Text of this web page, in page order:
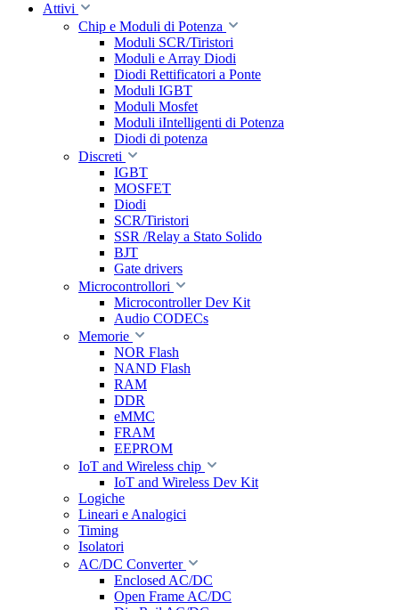
Attivi
Chip e Moduli di Potenza
Moduli SCR/Tiristori
Moduli e Array Diodi
Diodi Rettificatori a Ponte
Moduli IGBT
Moduli Mosfet
Moduli iIntelligenti di Potenza
Diodi di potenza
Discreti
IGBT
MOSFET
Diodi
SCR/Tiristori
SSR /Relay a Stato Solido
BJT
Gate drivers
Microcontrollori
Microcontroller Dev Kit
Audio CODECs
Memorie
NOR Flash
NAND Flash
RAM
DDR
eMMC
FRAM
EEPROM
IoT and Wireless chip
IoT and Wireless Dev Kit
Logiche
Lineari e Analogici
Timing
Isolatori
AC/DC Converter
Enclosed AC/DC
Open Frame AC/DC